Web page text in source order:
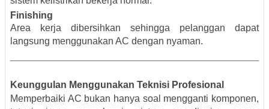
Finishing
Area kerja dibersihkan sehingga pelanggan dapat
langsung menggunakan AC dengan nyaman.
Keunggulan Menggunakan Teknisi Profesional
Memperbaiki AC bukan hanya soal mengganti komponen,